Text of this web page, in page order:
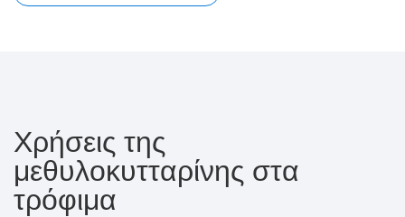
Χρήσεις της
μεθυλοκυτταρίνης στα
τρόφιμα